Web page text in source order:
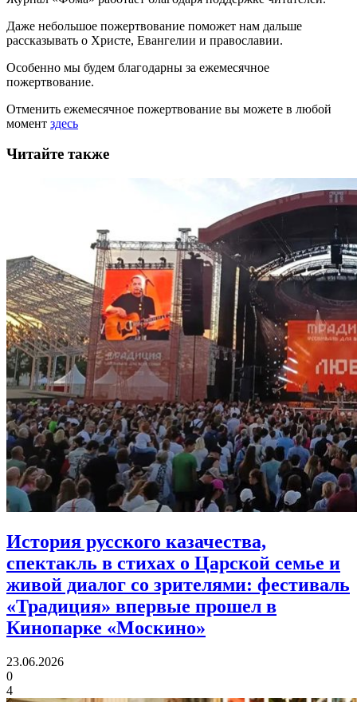
Даже небольшое пожертвование поможет нам дальше
рассказывать о Христе, Евангелии и православии.
Особенно мы будем благодарны за ежемесячное
пожертвование.
Отменить ежемесячное пожертвование вы можете в любой
момент здесь
Читайте также
История русского казачества,
спектакль в стихах о Царской семье и
живой диалог со зрителями: фестиваль
«Традиция» впервые прошел в
Кинопарке «Москино»
23.06.2026
0
4